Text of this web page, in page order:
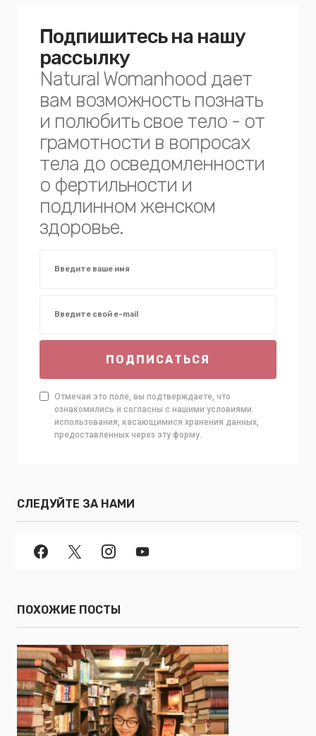
Подпишитесь на нашу
рассылку
Natural Womanhood дает
вам возможность познать
и полюбить свое тело - от
грамотности в вопросах
тела до осведомленности
о фертильности и
подлинном женском
здоровье.
ПОДПИСАТЬСЯ
Отмечая это поле, вы подтверждаете, что
ознакомились и согласны с нашими условиями
использования, касающимися хранения данных,
предоставленных через эту форму.
СЛЕДУЙТЕ ЗА НАМИ
ПОХОЖИЕ ПОСТЫ